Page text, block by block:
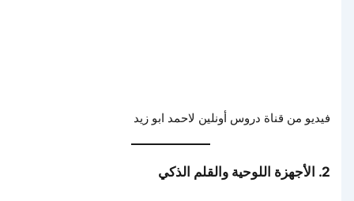
فيديو من قناة دروس أونلين لاحمد ابو زيد
2. الأجهزة اللوحية والقلم الذكي